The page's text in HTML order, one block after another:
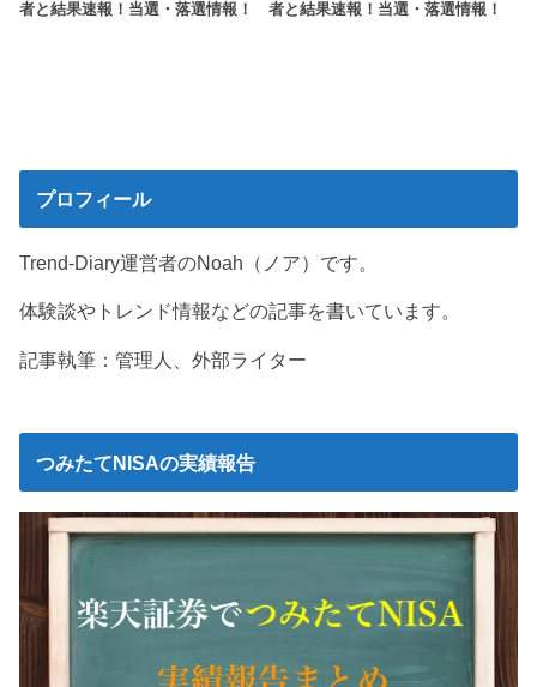
者と結果速報！当選・落選情報！
者と結果速報！当選・落選情報！
プロフィール
Trend-Diary運営者のNoah（ノア）です。
体験談やトレンド情報などの記事を書いています。
記事執筆：管理人、外部ライター
つみたてNISAの実績報告